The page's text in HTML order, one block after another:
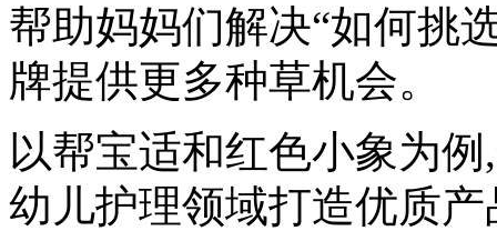
帮助妈妈们解决“如何挑
牌提供更多种草机会。
以帮宝适和红色小象为
幼儿护理领域打造优质产